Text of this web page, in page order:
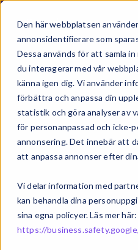
Den här webbplatsen
annonsidentifierare som
Dessa används för att samla
du interagerar med vår
känna igen dig. Vi använder
förbättra och anpassa din
statistik och göra analyser av
för personanpassad och icke-
annonsering. Det innebär att
att anpassa annonser efter
Vi delar information med
kan behandla dina
sina egna policyer. Läs mer här:
https://